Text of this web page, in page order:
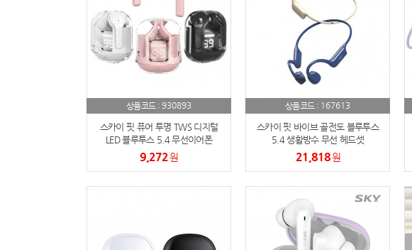
18 노트
19 스테들러
티슈
24
AP-100071
상품코드 : 930893
스카이 핏 퓨어 투명 TWS 디지털
LED 블루투스 5.4 무선이어폰
9,272원
상품코드 : 167613
스카이 핏 바이브 골전도 블루투스
5.4 생활방수 무선 헤드셋
21,818원